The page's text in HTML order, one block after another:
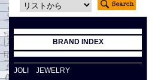
BRAND INDEX
JOLI JEWELRY